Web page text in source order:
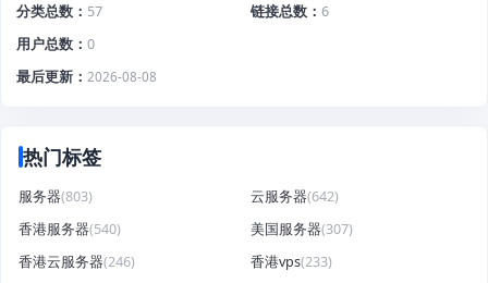
分类总数
57 链接总数
6
用户总数
0
最后更新
2026-08-08
热门标签
服务器(803) 云服务器(642)
香港服务器(540) 美国服务器(307)
香港云服务器(246) 香港vps(233)